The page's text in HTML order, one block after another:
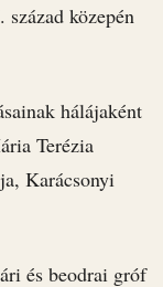
közepén
hálájaként
Terézia
Karácsonyi
és beodrai gróf